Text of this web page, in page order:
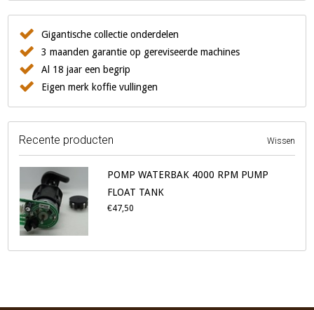
Gigantische collectie onderdelen
3 maanden garantie op gereviseerde machines
Al 18 jaar een begrip
Eigen merk koffie vullingen
Recente producten Wissen
POMP WATERBAK 4000 RPM PUMP
FLOAT TANK
€47,50